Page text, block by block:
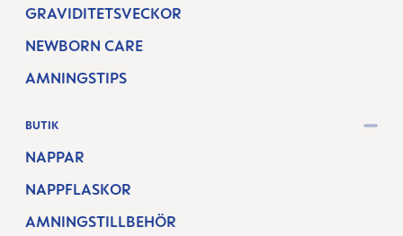
GRAVIDITETSVECKOR
NEWBORN CARE
AMNINGSTIPS
BUTIK
NAPPAR
NAPPFLASKOR
AMNINGSTILLBEHÖR